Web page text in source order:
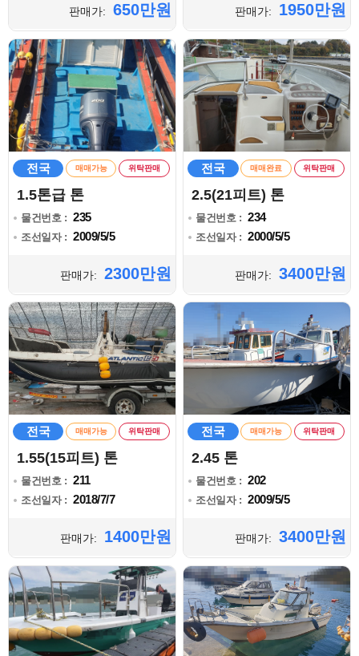
판매가: 650만원 판매가: 1950만원
전국 매매가능 위탁판매
1.5톤급 톤
물건번호 : 235
조선일자 : 2009/5/5
판매가: 2300만원
전국 매매완료 위탁판매
2.5(21피트) 톤
물건번호 : 234
조선일자 : 2000/5/5
판매가: 3400만원
전국 매매가능 위탁판매
1.55(15피트) 톤
물건번호 : 211
조선일자 : 2018/7/7
판매가: 1400만원
전국 매매가능 위탁판매
2.45 톤
물건번호 : 202
조선일자 : 2009/5/5
판매가: 3400만원